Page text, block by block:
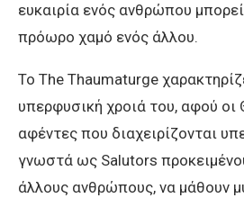
ευκαιρία ενός ανθρώπου
πρόωρο χαμό ενός άλλου.
Το The Thaumaturge
υπερφυσική χροιά του, αφού οι
αφέντες που διαχειρίζονται
γνωστά ως Salutors
άλλους ανθρώπους, να μάθουν